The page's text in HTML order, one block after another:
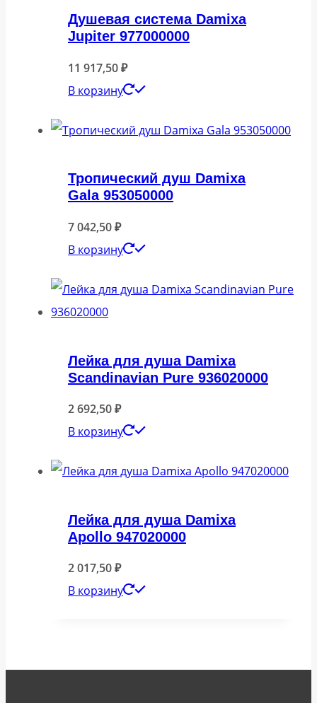
Душевая система Damixa
Jupiter 977000000
11 917,50₽
В корзину
Тропический душ Damixa
Gala 953050000
7 042,50₽
В корзину
Лейка для душа Damixa
Scandinavian Pure 936020000
2 692,50₽
В корзину
Лейка для душа Damixa
Apollo 947020000
2 017,50₽
В корзину